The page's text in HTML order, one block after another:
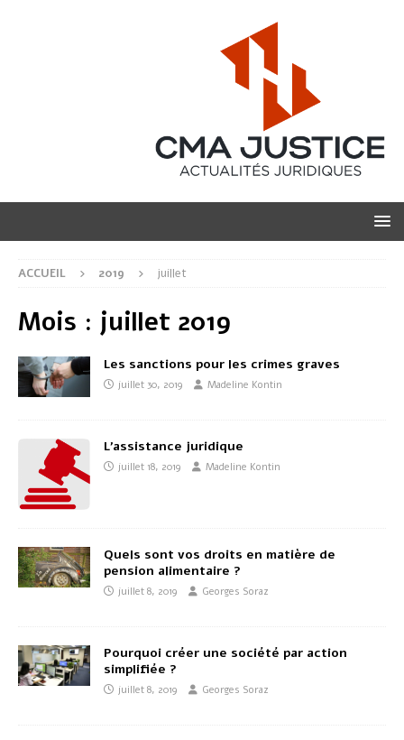
ACCUEIL 2019 juillet
Mois : juillet 2019
Les sanctions pour les crimes graves
juillet 30, 2019 Madeline Kontin
L’assistance juridique
juillet 18, 2019 Madeline Kontin
Quels sont vos droits en matière de
pension alimentaire ?
juillet 8, 2019 Georges Soraz
Pourquoi créer une société par action
simplifiée ?
juillet 8, 2019 Georges Soraz